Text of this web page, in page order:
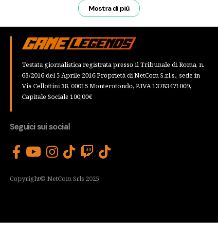
Mostra di più
Testata giornalistica registrata presso il Tribunale di Roma, n.
63/2016 del 5 Aprile 2016 Proprietà di NetCom S.r.l.s., sede in
Via Cellottini 38, 00015 Monterotondo, P.IVA 13783471009,
Capitale Sociale 100,00€
Seguici sui social
Copyright© NetCom Srls 2025